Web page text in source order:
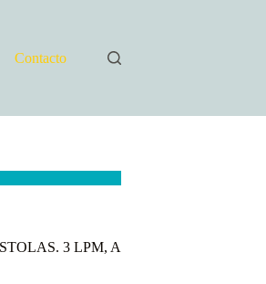
Contacto
3 LPM, A